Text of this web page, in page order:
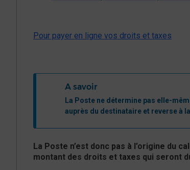
Pour payer en ligne vos droits et taxes
A savoir
​​​La Poste ne détermine pas elle-
auprès du destinataire et reverse à
La Poste n’est donc pas à l’origine du
montant des droits et taxes qui seront